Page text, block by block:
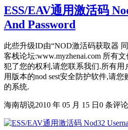
ESS/EAV通用激活码
And Password
此些升级ID由“NOD激活码获取器
客栈论坛:www.myzhenai.com 所有
犯了您的权利,请您联系我们.所有
用版本的nod sest安全防护软件,请
的系统.
海南胡说2010 年 05 月 15 日 0 条评论